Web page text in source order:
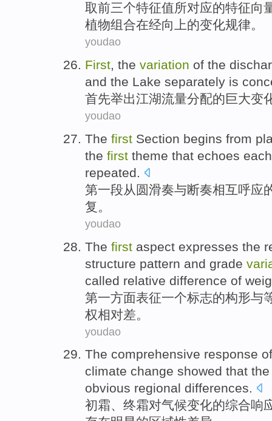
取前三个特征值所对应的特征向
植物组合在经向上的变化规律。
youdao
First, the variation of the
and the Lake separately is
首先举出江湖流量分配的巨大变
youdao
The first Section begins from
the first theme that echoes each
repeated.
第一段从 圆滑奏与断奏相互呼应
复。
youdao
The first aspect expresses the
structure pattern and grade
called relative difference of
第一方面表征一个标志的构形与
权相对差 。
youdao
The comprehensive response of
climate change showed that
obvious regional differences.
初霜、终霜对气候变化的综合响